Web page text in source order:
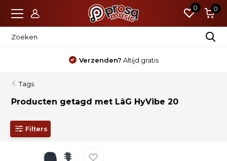
0 0
Verzenden? Altijd gratis
Tags
Producten getagd met LâG HyVibe 20
Filters